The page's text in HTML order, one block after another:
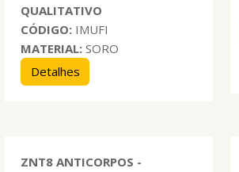
QUALITATIVO
CÓDIGO: IMUFI
MATERIAL: SORO
Detalhes
ZNT8 ANTICORPOS -